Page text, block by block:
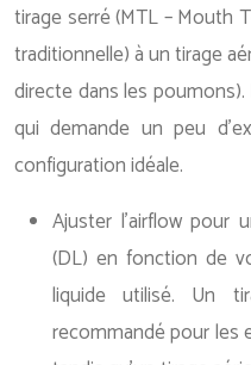
tirage serré (MTL – Mouth
traditionnelle) à un tirage
directe dans les poumons).
qui demande un peu
configuration idéale.
Ajuster l’airflow pour
(DL) en fonction de
liquide utilisé. Un
recommandé pour les